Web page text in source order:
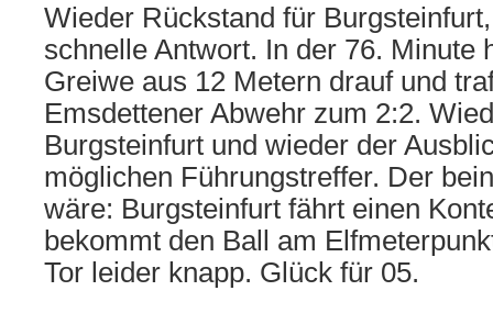
Wieder Rückstand für
schnelle Antwort. In der 76. Minute
Greiwe aus 12 Metern drauf und
Emsdettener Abwehr zum 2:2.
Burgsteinfurt und wieder der
möglichen Führungstreffer. Der
wäre: Burgsteinfurt fährt einen
bekommt den Ball am
Tor leider knapp. Glück für 05.